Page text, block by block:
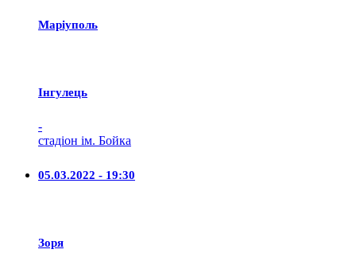
Маріуполь
Iнгулець
-
стадіон ім. Бойка
05.03.2022 - 19:30
Зоря